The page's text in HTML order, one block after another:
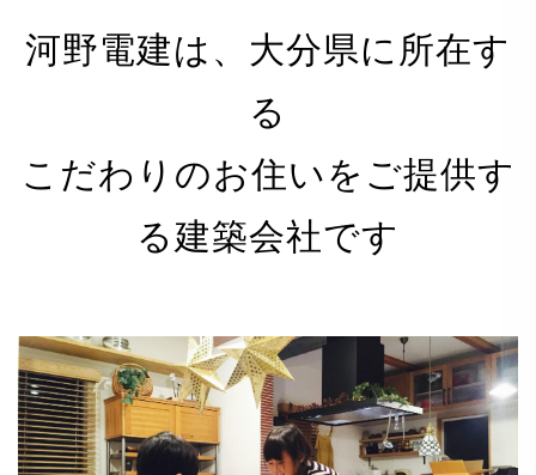
河野電建は、大分県に所在す
る
こだわりのお住いをご提供す
る建築会社です
PRIVACY POLICY
有限会社 河野電建（以下「当社」）は、以下のとお
り個人情報保護方針を定め、個人情報保護の仕組みを
個人情報の管理